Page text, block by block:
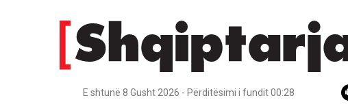
E shtunë 8 Gusht 2026 - Përditësimi i fundit 00:28